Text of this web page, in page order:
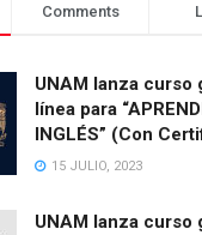
Comments
UNAM lanza curso
línea para
INGLÉS” (Con
15 JULIO, 2023
UNAM lanza curso